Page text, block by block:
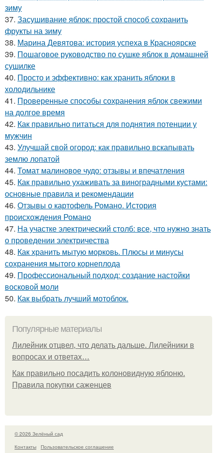
зиму
37. Засушивание яблок: простой способ сохранить
фрукты на зиму
38. Марина Девятова: история успеха в Красноярске
39. Пошаговое руководство по сушке яблок в домашней
сушилке
40. Просто и эффективно: как хранить яблоки в
холодильнике
41. Проверенные способы сохранения яблок свежими
на долгое время
42. Как правильно питаться для поднятия потенции у
мужчин
43. Улучшай свой огород: как правильно вскапывать
землю лопатой
44. Томат малиновое чудо: отзывы и впечатления
45. Как правильно ухаживать за виноградными кустами:
основные правила и рекомендации
46. Отзывы о картофель Романо. История
происхождения Романо
47. На участке электрический столб: все, что нужно знать
о проведении электричества
48. Как хранить мытую морковь. Плюсы и минусы
сохранения мытого корнеплода
49. Профессиональный подход: создание настойки
восковой моли
50. Как выбрать лучший мотоблок.
Популярные материалы
Лилейник отцвел, что делать дальше. Лилейники в
вопросах и ответах…
Как правильно посадить колоновидную яблоню.
Правила покупки саженцев
© 2026 Зелёный сад
Контакты
Пользовательское соглашение